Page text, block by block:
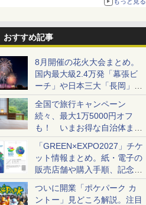
る。復活記念で2026年末まで500円
おすすめ記事
8月開催の花火大会まとめ。
国内最大級2.4万発「幕張ビ
ーチ」や日本三大「長岡」な
ど大型イベント目白押し！
全国で旅行キャンペーン
続々、最大1万5000円オフ
も！ いまお得な自治体まと
め
「GREEN×EXPO2027」チケ
ット情報まとめ。紙・電子の
販売店舗や購入手順、記念チ
ケットも解説
ついに開業「ポケパーク カ
ントー」見どころ解説。注目